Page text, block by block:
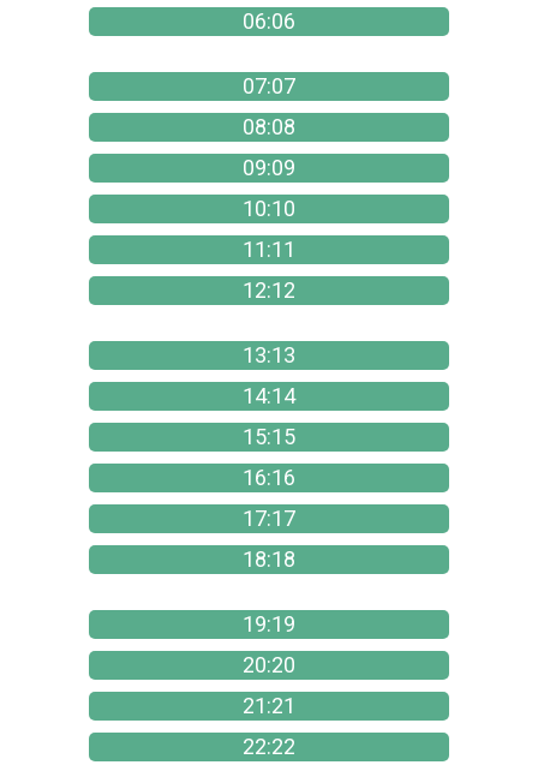
06:06
07:07
08:08
09:09
10:10
11:11
12:12
13:13
14:14
15:15
16:16
17:17
18:18
19:19
20:20
21:21
22:22